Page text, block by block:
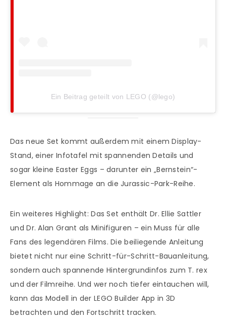
Ein Beitrag geteilt von LEGO (@lego)
Das neue Set kommt außerdem mit einem Display-
Stand, einer Infotafel mit spannenden Details und
sogar kleine Easter Eggs – darunter ein „Bernstein“-
Element als Hommage an die Jurassic-Park-Reihe.
Ein weiteres Highlight: Das Set enthält Dr. Ellie Sattler
und Dr. Alan Grant als Minifiguren – ein Muss für alle
Fans des legendären Films. Die beiliegende Anleitung
bietet nicht nur eine Schritt-für-Schritt-Bauanleitung,
sondern auch spannende Hintergrundinfos zum T. rex
und der Filmreihe. Und wer noch tiefer eintauchen will,
kann das Modell in der LEGO Builder App in 3D
betrachten und den Fortschritt tracken.